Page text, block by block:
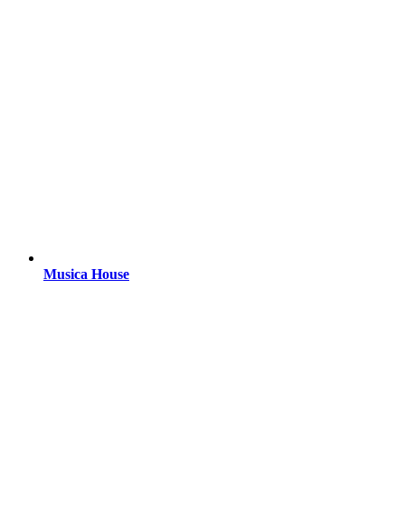
Musica House